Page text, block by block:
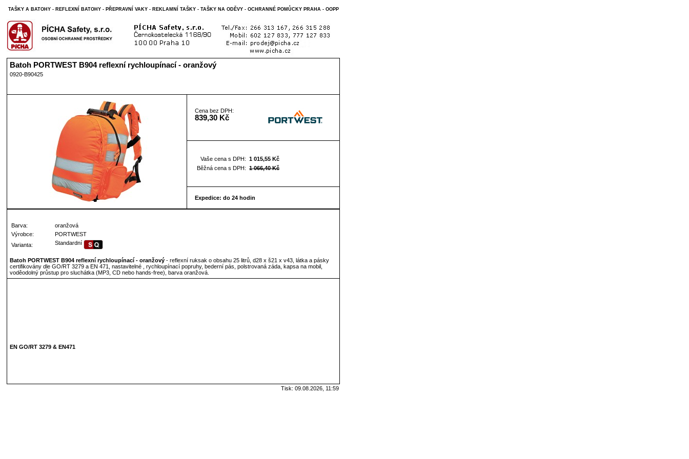
TAŠKY A BATOHY - REFLEXNÍ BATOHY - PŘEPRAVNÍ VAKY - REKLAMNÍ TAŠKY - TAŠKY NA ODĚVY - OCHRANNÉ POMŮCKY PRAHA - OOPP
Batoh PORTWEST B904 reflexní rychloupínací - oranžový
0920-B90425
Cena bez DPH:
839,30 Kč
Vaše cena s DPH: 1 015,55 Kč
Běžná cena s DPH: 1 066,40 Kč
Expedice: do 24 hodin
Barva:
oranžová
Výrobce:
PORTWEST
Varianta:
Standardní
Batoh PORTWEST B904 reflexní rychloupínací - oranžový - reflexní ruksak o obsahu 25 litrů, d28 x š21 x v43, látka a pásky
certifikovány dle GO/RT 3279 a EN 471, nastavitelné , rychloupínací popruhy, bederní pás, polstrovaná záda, kapsa na mobil,
voděodolný průstup pro sluchátka (MP3, CD nebo hands-free), barva oranžová.
EN GO/RT 3279 & EN471
Tisk: 09.08.2026, 11:59